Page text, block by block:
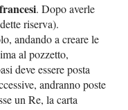
. Dopo averle
riserva).
andando a creare le
al pozzetto,
deve essere posta
andranno poste
un Re, la carta